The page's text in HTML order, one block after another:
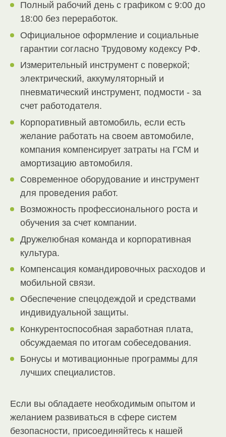
Полный рабочий день с графиком с 9:00 до
18:00 без переработок.
Официальное оформление и социальные
гарантии согласно Трудовому кодексу РФ.
Измерительный инструмент с поверкой;
электрический, аккумуляторный и
пневматический инструмент, подмости - за
счет работодателя.
Корпоративный автомобиль, если есть
желание работать на своем автомобиле,
компания компенсирует затраты на ГСМ и
амортизацию автомобиля.
Современное оборудование и инструмент
для проведения работ.
Возможность профессионального роста и
обучения за счет компании.
Дружелюбная команда и корпоративная
культура.
Компенсация командировочных расходов и
мобильной связи.
Обеспечение спецодеждой и средствами
индивидуальной защиты.
Конкурентоспособная заработная плата,
обсуждаемая по итогам собеседования.
Бонусы и мотивационные программы для
лучших специалистов.
Если вы обладаете необходимым опытом и
желанием развиваться в сфере систем
безопасности, присоединяйтесь к нашей